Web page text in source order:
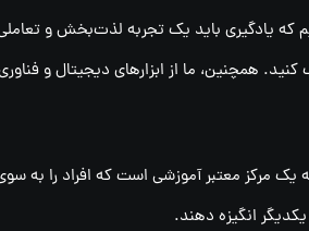
که یادگیری باید یک تجربه لذت‌بخش و
همچنین، ما از ابزارهای دیجیتال و
مرکز معتبر آموزشی است که افراد را به
انگیزه دهند.